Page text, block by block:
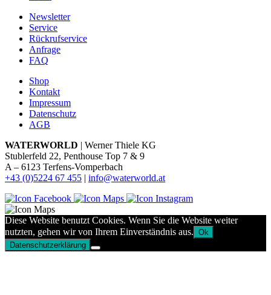
Newsletter
Service
Rückrufservice
Anfrage
FAQ
Shop
Kontakt
Impressum
Datenschutz
AGB
WATERWORLD | Werner Thiele KG
Stublerfeld 22, Penthouse Top 7 & 9
A – 6123 Terfens-Vomperbach
+43 (0)5224 67 455 | info@waterworld.at
Diese Website benutzt Cookies. Wenn Sie die Website weiter
nutzten, gehen wir von Ihrem Einverständnis aus. Ok
Datenschutzerklärung